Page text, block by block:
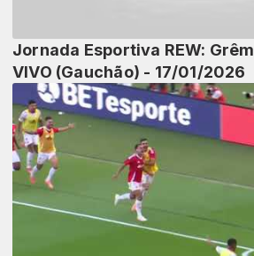
Jornada Esportiva REW:
VIVO (Gauchão) - 17/01/2026